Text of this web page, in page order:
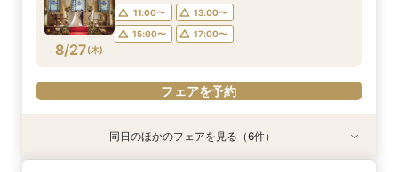
8/27(木)
11:00〜
13:00〜
15:00〜
17:00〜
フェアを予約
特典あり
特典あり
特典あり
特典あり同日のほかのフェアを見る（6件）